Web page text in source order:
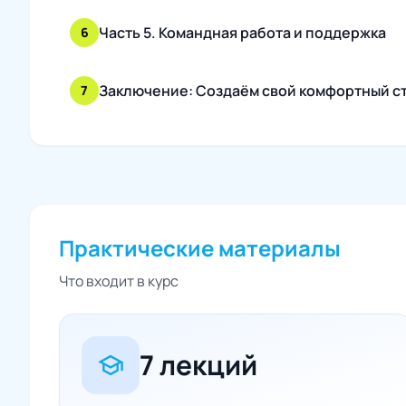
6 Часть 5. Командная работа и поддержка
7 Заключение: Создаём свой комфортный
Практические материалы
Что входит в курс
school 7 лекций